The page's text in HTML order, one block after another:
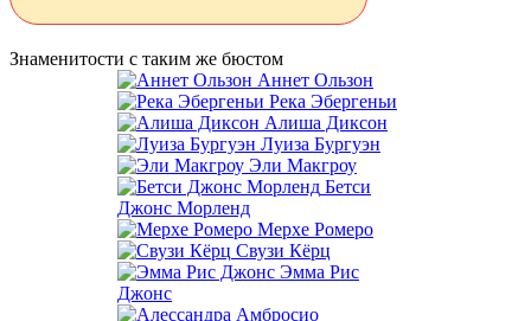
Знаменитости с таким же бюстом
Аннет Ользон
Река Эбергеньи
Алиша Диксон
Луиза Бургуэн
Эли Макгроу
Бетси
Джонс Морленд
Мерхе Ромеро
Свузи Кёрц
Эмма Рис
Джонс